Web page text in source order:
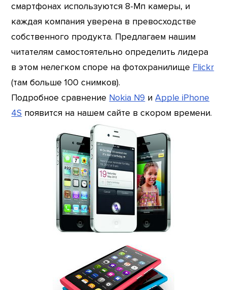
смартфонах используются 8-Мп камеры, и
каждая компания уверена в превосходстве
собственного продукта. Предлагаем нашим
читателям самостоятельно определить лидера
в этом нелегком споре на фотохранилище Flickr
(там больше 100 снимков).
Подробное сравнение Nokia N9 иApple iPhone
4S появится на нашем сайте в скором времени.